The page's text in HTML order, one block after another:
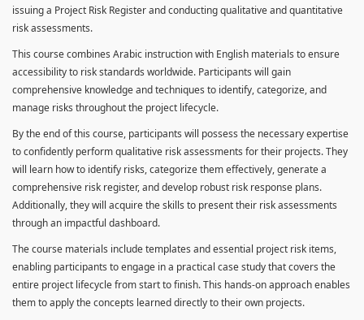
issuing a Project Risk Register and conducting qualitative and quantitative
risk assessments.
This course combines Arabic instruction with English materials to ensure
accessibility to risk standards worldwide. Participants will gain
comprehensive knowledge and techniques to identify, categorize, and
manage risks throughout the project lifecycle.
By the end of this course, participants will possess the necessary expertise
to confidently perform qualitative risk assessments for their projects. They
will learn how to identify risks, categorize them effectively, generate a
comprehensive risk register, and develop robust risk response plans.
Additionally, they will acquire the skills to present their risk assessments
through an impactful dashboard.
The course materials include templates and essential project risk items,
enabling participants to engage in a practical case study that covers the
entire project lifecycle from start to finish. This hands-on approach enables
them to apply the concepts learned directly to their own projects.